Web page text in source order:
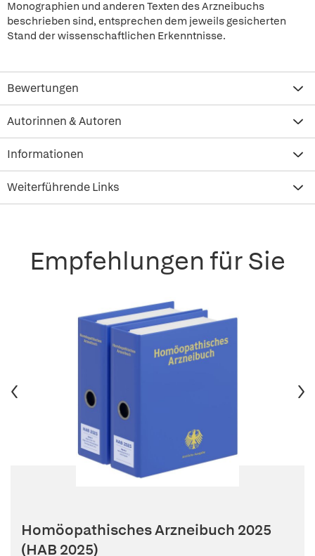
Monographien und anderen Texten des Arzneibuchs
beschrieben sind, entsprechen dem jeweils gesicherten
Stand der wissenschaftlichen Erkenntnisse.
Bewertungen
Autorinnen & Autoren
Informationen
Weiterführende Links
Empfehlungen für Sie
Homöopathisches Arzneibuch 2025
(HAB 2025)